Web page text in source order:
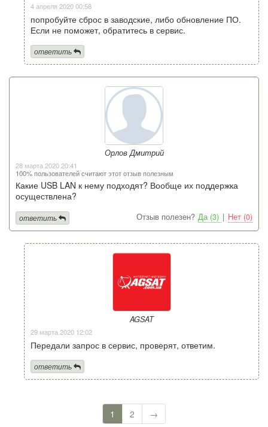
4 апреля 2020 00:58
попробуйте сброс в заводские, либо обновление ПО.
Если не поможет, обратитесь в сервис.
ответить
Орлов Дмитрий
28 марта 2020 20:41
100% пользователей считают этот отзыв полезным
Какие USB LAN к нему подходят? Вообще их поддержка
осуществлена?
Отзыв полезен? Да (3) | Нет (0)
ответить
AGSAT
29 марта 2020 12:02
Передали запрос в сервис, проверят, ответим.
ответить
1 2 →